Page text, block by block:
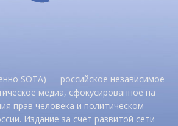
SOTA) — российское независимое
медиа, сфокусированное на
прав человека и политическом
Издание за счет развитой сети